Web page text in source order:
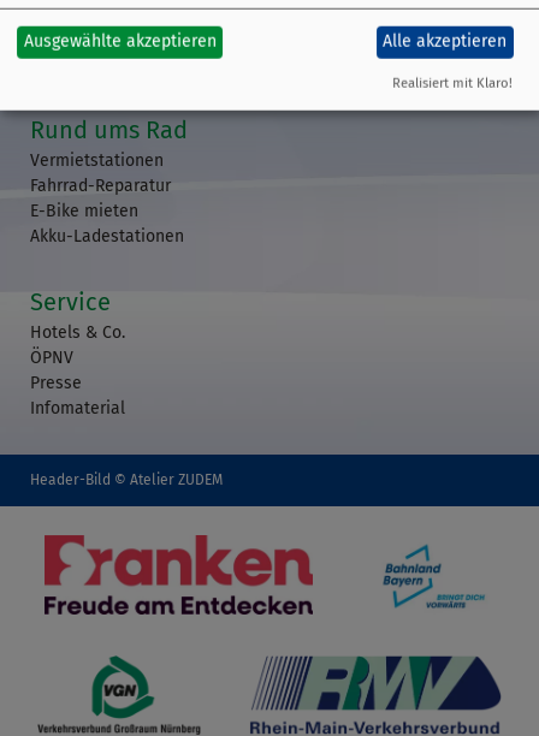
GPS-Daten
Etappen
Veranstaltungen
Rund ums Rad
Vermietstationen
Fahrrad-Reparatur
E-Bike mieten
Akku-Ladestationen
Service
Hotels & Co.
ÖPNV
Presse
Infomaterial
Header-Bild © Atelier ZUDEM
Ausgewählte akzeptieren Alle akzeptieren
Realisiert mit Klaro!